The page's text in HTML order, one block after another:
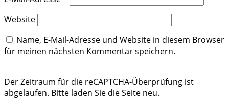
Website
Name, E-Mail-Adresse und Website in diesem Browser
für meinen nächsten Kommentar speichern.
Der Zeitraum für die reCAPTCHA-Überprüfung ist
abgelaufen. Bitte laden Sie die Seite neu.